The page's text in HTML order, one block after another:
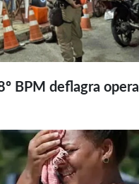
BPM deflagra